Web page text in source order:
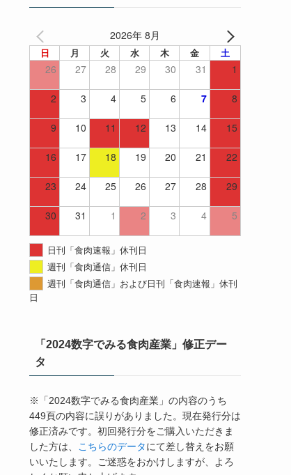
2026年 8月
日 月 火 水 木 金 土
26 27 28 29 30 31 1
2 3 4 5 6 7 8
9 10 11 12 13 14 15
16 17 18 19 20 21 22
23 24 25 26 27 28 29
30 31 1 2 3 4 5
日刊「食肉速報」休刊日
週刊「食肉通信」休刊日
週刊「食肉通信」および日刊「食肉速報」休刊
日
「2024数字でみる食肉産業」修正デー
タ
※「2024数字でみる食肉産業」の内容のうち
449頁の内容に誤りがありました。現在発行分は
修正済みです。初回発行分をご購入いただきま
した方は、
こちらのデータにて差し替えをお願
いいたします。ご迷惑をおかけしますが、よろ